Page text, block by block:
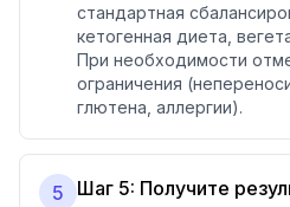
стандартная
кетогенная диета,
При необходимости
ограничения
глютена, аллергии).
5 Шаг 5: Получите